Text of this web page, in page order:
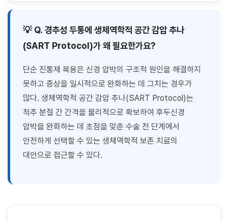
💡 Q. 경추성 두통에 생체역학적 공간 감압 추나
(SART Protocol)가 왜 필요한가요?
단순 진통제 복용은 신경 압박의 구조적 원인을 해결하지
못하고 증상을 일시적으로 완화하는 데 그치는 경우가
많다. 생체역학적 공간 감압 추나(SART Protocol)는
척추 분절 간 간격을 물리적으로 확보하여 후두신경
압박을 완화하는 데 초점을 맞춘 수술 전 단계에서
안전하게 선택할 수 있는 생체역학적 보존 치료의
대안으로 접근할 수 있다.